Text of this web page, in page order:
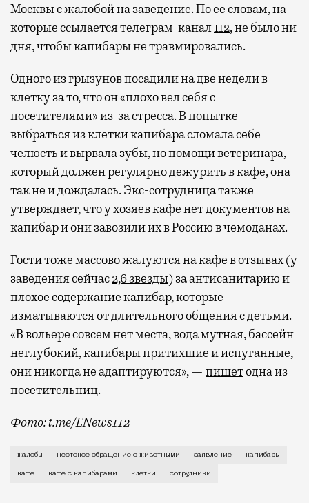
Современный путешественник часто берет
с собой не только чемодан, но и ноутбук.
А ожидание рейса все чаще превращается
не в потерянное время, а в возможность
спокойно закончить дела или спланировать
активности в путешествии, например
забронировать нужные билеты и рестораны.
Бизнес-зал становится местом, где можно
провести переговоры, поработать или просто
выпить кофе, наблюдая сквозь панорамные
окна за тем, как взлетают и садятся
самолеты. В Москве нет недостатка
в лаунжах. В аэропортах их обычно
несколько — в разных зонах воздушных
гаваней. На некоторых вокзалах — тоже.
Лаунжи доступны на Ленинградском,
Павелецком, Казанском, Ярославском
Попасть в бизнес-залы
могут держатели карт Mir Supreme. Причем
не только в столице. Всего доступно более
Москвы с жалобой на заведение. По ее словам, на
которые ссылается телеграм-канал112, не было ни
дня, чтобы капибары не травмировались.
Одного из грызунов посадили на две недели в
клетку за то, что он «плохо вел себя с
посетителями» из-за стресса. В попытке
выбраться из клетки капибара сломала себе
челюсть и вырвала зубы, но помощи ветеринара,
который должен регулярно дежурить в кафе, она
так не и дождалась. Экс-сотрудница также
утверждает, что у хозяев кафе нет документов на
капибар и они завозили их в Россию в чемоданах.
Гости тоже массово жалуются на кафе в отзывах (у
заведения сейчас2,6 звезды) за антисанитарию и
плохое содержание капибар, которые
изматываются от длительного общения с детьми.
«В вольере совсем нет места, вода мутная, бассейн
неглубокий, капибары притихшие и испуганные,
они никогда не адаптируются», — пишетодна из
посетительниц.
Фото: t.me/ENews112
С момента открытия нового контактного кафе с
жалобы жестокое обращение с животными заявление капибары
кафе кафе с капибарами клетки сотрудники